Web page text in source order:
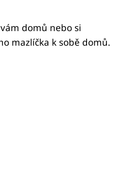
domů nebo si
mazlíčka k sobě domů.